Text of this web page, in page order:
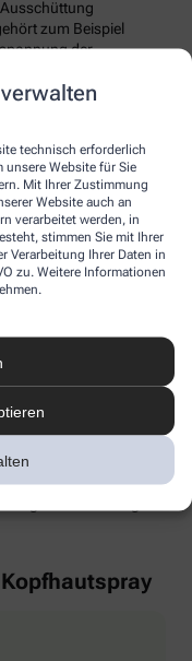
technisch erforderlich
unsere Website für Sie
Mit Ihrer Zustimmung
Website auch an
verarbeitet werden, in
stimmen Sie mit Ihrer
Verarbeitung Ihrer Daten in
zu. Weitere Informationen
zum Beispiel
der
an und hebt somit
verströmt nicht
gerne in der Küche
auch als Heilpflanze
Die ätherischen
und können
darauf hin, dass
wie zum Beispiel
sollten in diesen
Ätherische Öle gelten
aber auch
Lassen Sie